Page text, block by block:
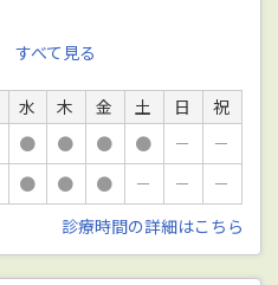
すべて見る
水 木 金 土 日
祝
● ● ● ● －
－
● ● ● － －
－
診療時間の詳細はこちら